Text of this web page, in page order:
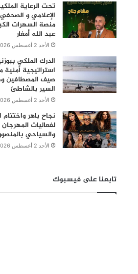
تحت الرعاية
الإعلامي و
منصة السهرات
عبد الله أمغار
الأحد 2 أغسطس 2026
الدرك الملكي
استراتيجية أمنية
صيف المصطافين
السير بالشاطئ
الأحد 2 أغسطس 2026
نجاح باهر
لفعاليات
والسياحي
الأحد 2 أغسطس 2026
تابعنا على فيسبوك